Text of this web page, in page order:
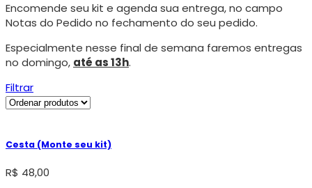
Encomende seu kit e agenda sua entrega, no campo
Notas do Pedido no fechamento do seu pedido.
Especialmente nesse final de semana faremos entregas
no domingo, até as 13h.
Filtrar
Cesta (Monte seu kit)
R$ 48,00